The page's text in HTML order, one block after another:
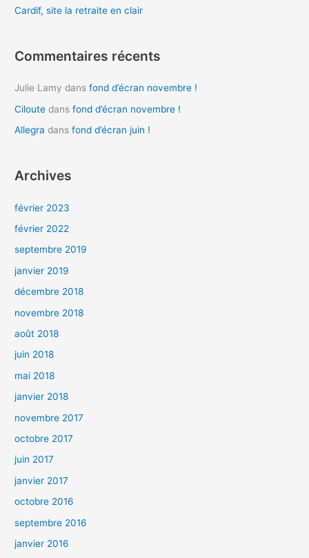
r
:
Cardif, site la retraite en clair
Commentaires récents
Julie Lamy dansfond d’écran novembre !
Ciloute dansfond d’écran novembre !
Allegra dansfond d’écran juin !
Archives
février 2023
février 2022
septembre 2019
janvier 2019
décembre 2018
novembre 2018
août 2018
juin 2018
mai 2018
janvier 2018
novembre 2017
octobre 2017
juin 2017
janvier 2017
octobre 2016
septembre 2016
janvier 2016